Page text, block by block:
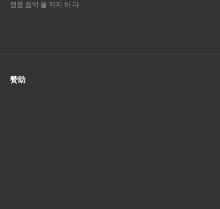
정품 음악 을 지지 하 다.
赞助